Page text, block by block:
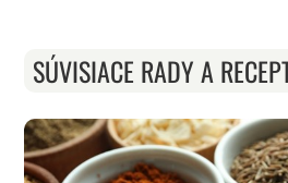
SÚVISIACE RADY A